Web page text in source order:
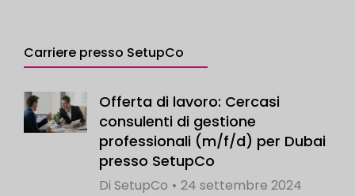
Carriere presso SetupCo
Offerta di lavoro: Cercasi
consulenti di gestione
professionali (m/f/d) per Dubai
presso SetupCo
Di SetupCo 24 settembre 2024